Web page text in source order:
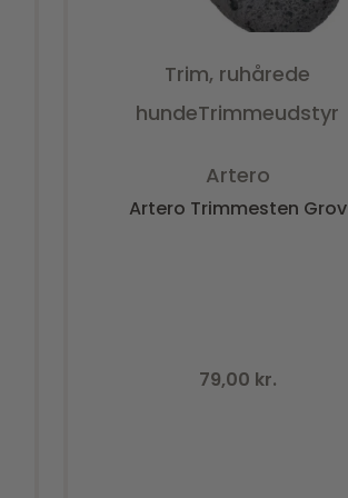
Trim, ruhårede
hundeTrimmeudstyr
Artero
Artero Trimmesten Grov
79,00 kr.